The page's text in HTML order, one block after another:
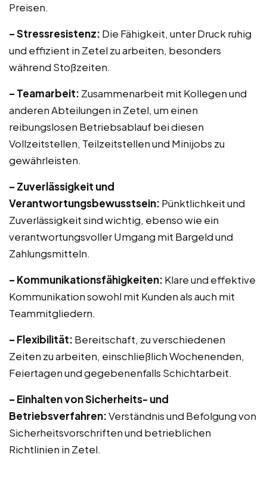
Preisen.
– Stressresistenz: Die Fähigkeit, unter Druck ruhig
und effizient in Zetel zu arbeiten, besonders
während Stoßzeiten.
– Teamarbeit: Zusammenarbeit mit Kollegen und
anderen Abteilungen in Zetel, um einen
reibungslosen Betriebsablauf bei diesen
Vollzeitstellen, Teilzeitstellen und Minijobs zu
gewährleisten.
– Zuverlässigkeit und
Verantwortungsbewusstsein: Pünktlichkeit und
Zuverlässigkeit sind wichtig, ebenso wie ein
verantwortungsvoller Umgang mit Bargeld und
Zahlungsmitteln.
– Kommunikationsfähigkeiten: Klare und effektive
Kommunikation sowohl mit Kunden als auch mit
Teammitgliedern.
– Flexibilität: Bereitschaft, zu verschiedenen
Zeiten zu arbeiten, einschließlich Wochenenden,
Feiertagen und gegebenenfalls Schichtarbeit.
– Einhalten von Sicherheits- und
Betriebsverfahren:Verständnis und Befolgung von
Sicherheitsvorschriften und betrieblichen
Richtlinien in Zetel.